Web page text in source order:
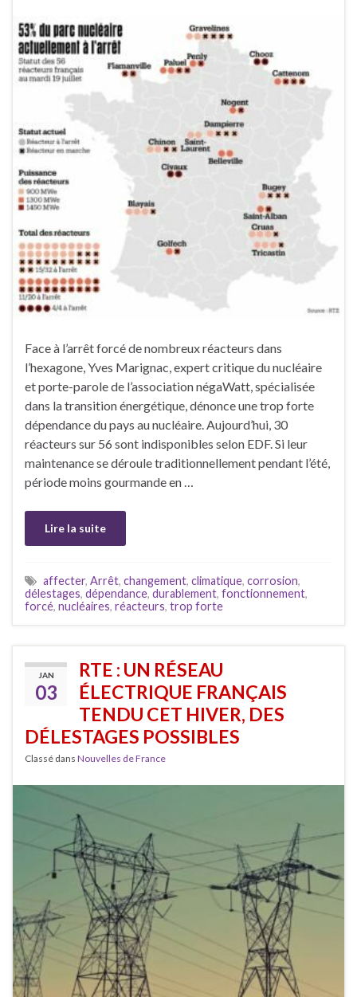
Face à l’arrêt forcé de nombreux réacteurs dans
l’hexagone, Yves Marignac, expert critique du nucléaire
et porte-parole de l’association négaWatt, spécialisée
dans la transition énergétique, dénonce une trop forte
dépendance du pays au nucléaire. Aujourd’hui, 30
réacteurs sur 56 sont indisponibles selon EDF. Si leur
maintenance se déroule traditionnellement pendant l’été,
période moins gourmande en …
Lire la suite
affecter, Arrêt, changement, climatique, corrosion,
délestages, dépendance, durablement, fonctionnement,
forcé, nucléaires, réacteurs, trop forte
JAN
03
RTE : UN RÉSEAU
ÉLECTRIQUE FRANÇAIS
TENDU CET HIVER, DES
DÉLESTAGES POSSIBLES
Classé dans Nouvelles de France